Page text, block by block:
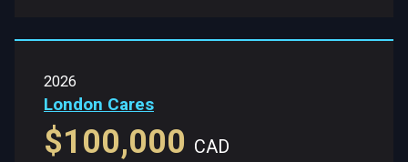
2026
London Cares
$100,000 CAD